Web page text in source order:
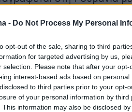
- Do Not Process My Personal
opt-out of the sale, sharing to third
for targeted advertising by us,
selection. Please note that after your
interest-based ads based on
to third parties prior to your opt-
of your personal information by third
This information may also be disclosed
το Συμβούλιο της
τη Ρουμανία να καταβάλει
για να αντιμετωπιστεί η
ώρα που ο αριθμός των
των Ρομά, «έχει